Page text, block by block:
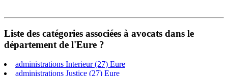
Liste des catégories associées à avocats dans le
département de l'Eure ?
administrations Interieur (27) Eure
administrations Justice (27) Eure